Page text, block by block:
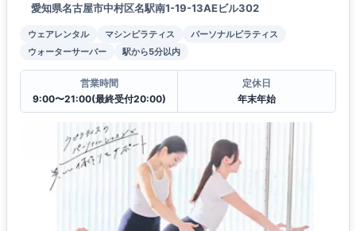
愛知県名古屋市中村区名駅南1-19-13AEビル302
ウェアレンタル マシンピラティス
パーソナルピラティス
ウォーターサーバー
駅から5分以内
営業時間
9:00〜21:00(最終受付20:00)
定休日
年末年始